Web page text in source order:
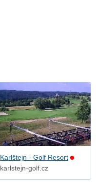
Karlštejn - Golf Resort
karlstejn-golf.cz